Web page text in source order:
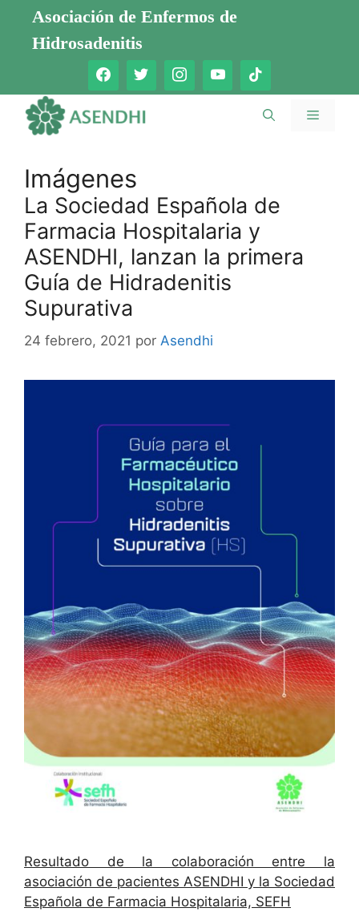
Saltar
contenido
Asociación de Enfermos de
Hidrosadenitis
Menú
Imágenes
La Sociedad Española de
Farmacia Hospitalaria y
ASENDHI, lanzan la primera
Guía de Hidradenitis
Supurativa
24 febrero, 2021 por Asendhi
Resultado de la colaboración entre la
asociación de pacientes ASENDHI y la Sociedad
Española de Farmacia Hospitalaria, SEFH